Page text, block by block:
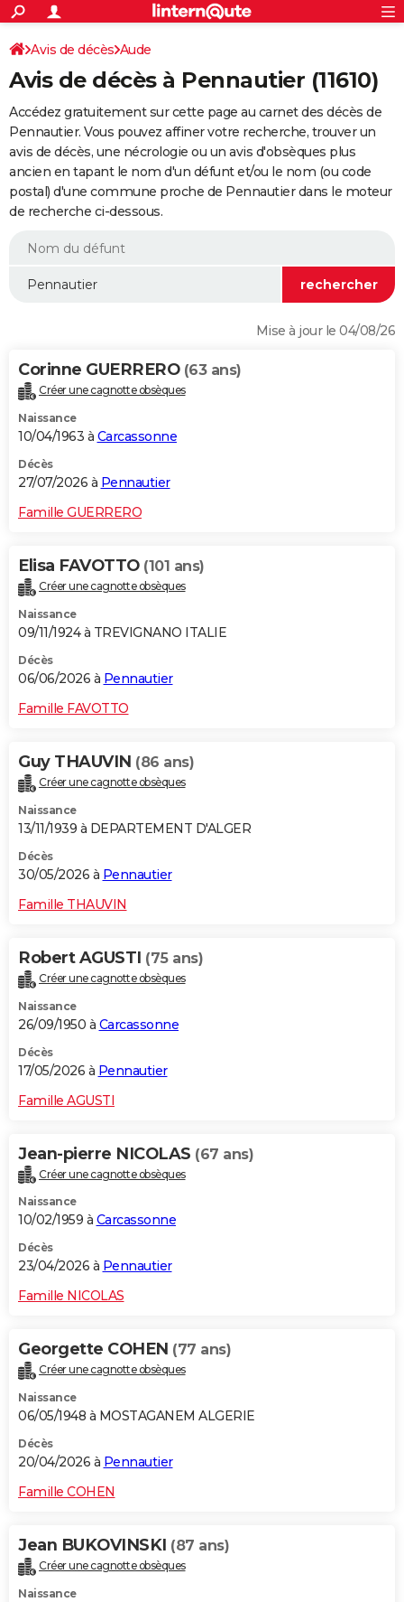
ACTUALITÉS
Politique
Société
Faits Divers
Education
Monde
Villes
+
SPORT
Coupe du monde 2026
Football
Tennis
Cyclisme
Rugby
Forum
Programme TV
TNT
Streaming
Cinéma
Sorties cinéma
Musique
+
FINANCE
Retraite
Impôts
Epargne
Immobilier
Risques naturels par ville
Banque
Assurance
Crédit
AUTO
Essais
Réserver un essai
Citadines
Berlines
SUV
Forum auto
+
HIGH-TECH
BRICOLAGE
WEEK-END
Alimentation
Guide de la santé
Maladies
Médicaments
Sommeil
VOYAGE
Destinations
City break
Voyage nature
Voyage de noces
Forum
Climat
+PHOTO
GUIDES D'ACHAT
Carte de Noël
Carte Bonne année
Carte Saint-Valentin
Carte Pâques
Carte d'anniversaire
DICTIONNAIRE
Dictionnaire
Biographies
Citations
Expressions
Proverbes
PROGRAMME TV
S'inscrire
Se connecter
Lycées
Collèges
Primaires
Universités
Entreprises
Service militaire
Avis de recherche
AVIS DE DÉCÈS
FORUM
Avis de décès Aude
Avis de décès à Pennautier (11610)
Accédez gratuitement sur cette page au carnet des décès de
Pennautier. Vous pouvez affiner votre recherche, trouver un
avis de décès, une nécrologie ou un avis d'obsèques plus
ancien en tapant le nom d'un défunt et/ou le nom (ou code
postal) d'une commune proche de Pennautier dans le moteur
de recherche ci-dessous.
Mise à jour le 04/08/26
Corinne GUERRERO (63 ans)
Créer une cagnotte obsèques
Naissance
10/04/1963 à Carcassonne
Décès
27/07/2026 à Pennautier
Famille GUERRERO
Elisa FAVOTTO (101 ans)
Créer une cagnotte obsèques
Naissance
09/11/1924 à TREVIGNANO ITALIE
Décès
06/06/2026 à Pennautier
Famille FAVOTTO
Guy THAUVIN (86 ans)
Créer une cagnotte obsèques
Naissance
13/11/1939 à DEPARTEMENT D'ALGER
Décès
30/05/2026 à Pennautier
Famille THAUVIN
Robert AGUSTI (75 ans)
Créer une cagnotte obsèques
Naissance
26/09/1950 à Carcassonne
Décès
17/05/2026 à Pennautier
Famille AGUSTI
Jean-pierre NICOLAS (67 ans)
Créer une cagnotte obsèques
Naissance
10/02/1959 à Carcassonne
Décès
23/04/2026 à Pennautier
Famille NICOLAS
Georgette COHEN (77 ans)
Créer une cagnotte obsèques
Naissance
06/05/1948 à MOSTAGANEM ALGERIE
Décès
20/04/2026 à Pennautier
Famille COHEN
Jean BUKOVINSKI (87 ans)
Créer une cagnotte obsèques
Naissance